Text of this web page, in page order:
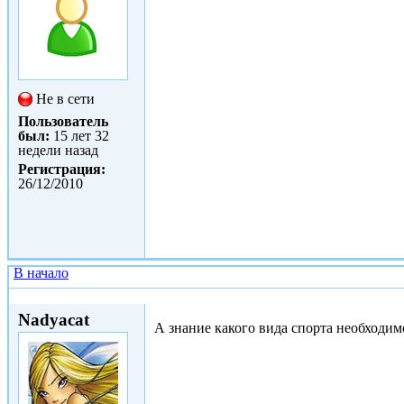
Не в сети
Пользователь
был: 15 лет 32
недели назад
Регистрация:
26/12/2010
В начало
Nadyacat А знание какого вида спорта